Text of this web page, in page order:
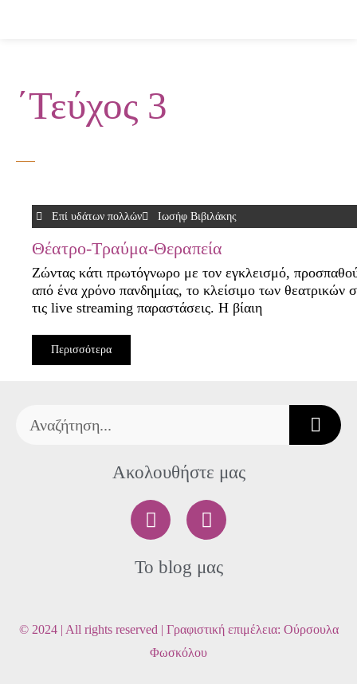
΄Τεύχος 3
Επί υδάτων πολλών Ιωσήφ Βιβιλάκης
Θέατρο-Τραύμα-Θεραπεία
Ζώντας κάτι πρωτόγνωρο με τον εγκλεισμό,
από ένα χρόνο πανδημίας, το κλείσιμο των θεατρικών
τις live streaming παραστάσεις. Η βίαιη
Περισσότερα
Ακολουθήστε μας
F
a
e
o
k
T
w
t
r
To blog μας
© 2024 | All rights reserved | Γραφιστική επιμέλεια: Ούρσουλα
Φωσκόλου